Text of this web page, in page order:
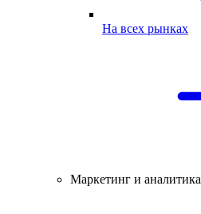
На всех рынках
Маркетинг и аналитика